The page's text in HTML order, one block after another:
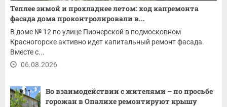
Теплее зимой и прохладнее летом: ход капремонта
фасада дома проконтролировали в...
В доме № 12 по улице Пионерской в подмосковном
Красногорске активно идет капитальный ремонт фасада.
Вместе с...
06.08.2026
Во взаимодействии с жителями – по просьбе
горожан в Опалихе ремонтируют крышу